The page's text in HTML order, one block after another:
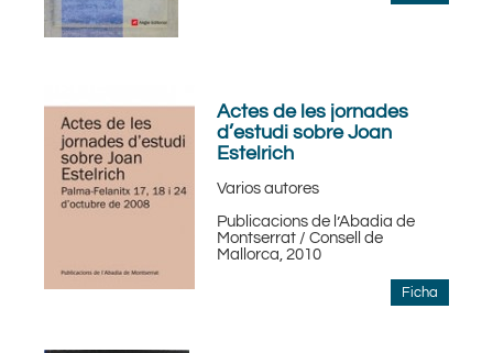
Actes de les jornades
d’estudi sobre Joan
Estelrich
Varios autores
Publicacions de l’Abadia de
Montserrat / Consell de
Mallorca, 2010
Ficha